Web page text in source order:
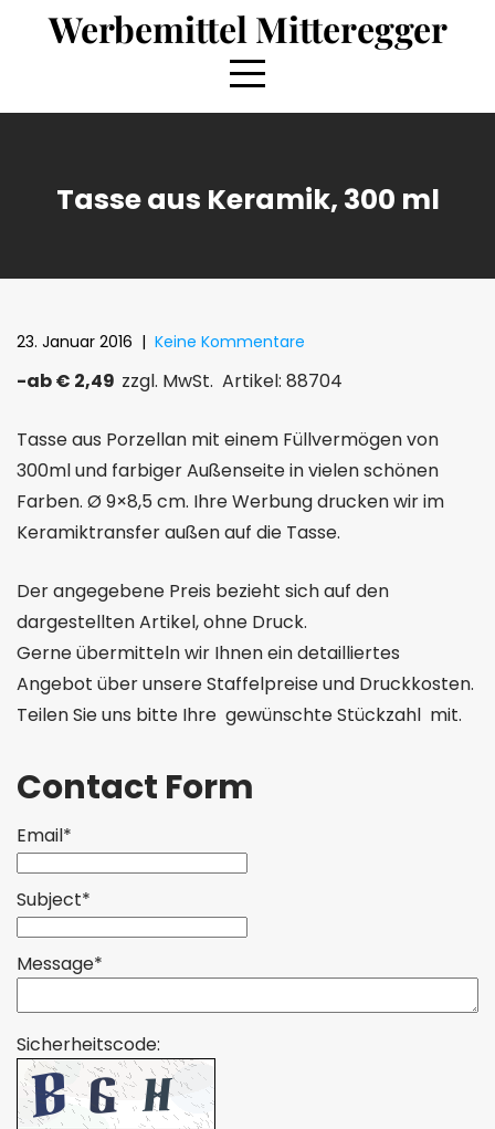
Werbemittel Mitteregger
Tasse aus Keramik, 300 ml
23. Januar 2016 | Keine Kommentare
-ab € 2,49 zzgl. MwSt. Artikel: 88704
Tasse aus Porzellan mit einem Füllvermögen von
300ml und farbiger Außenseite in vielen schönen
Farben. Ø 9×8,5 cm. Ihre Werbung drucken wir im
Keramiktransfer außen auf die Tasse.
Der angegebene Preis bezieht sich auf den
dargestellten Artikel, ohne Druck.
Gerne übermitteln wir Ihnen ein detailliertes
Angebot über unsere Staffelpreise und Druckkosten.
Teilen Sie uns bitte Ihre gewünschte Stückzahl mit.
Contact Form
Email*
Subject*
Message*
Sicherheitscode: